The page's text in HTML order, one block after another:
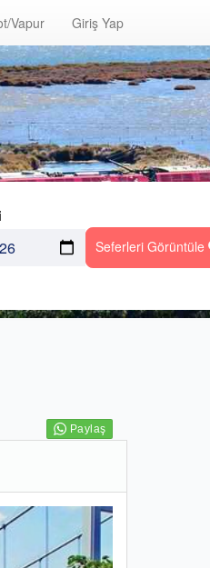
Vapur Giriş Yap
Seferleri Görüntüle
Paylaş